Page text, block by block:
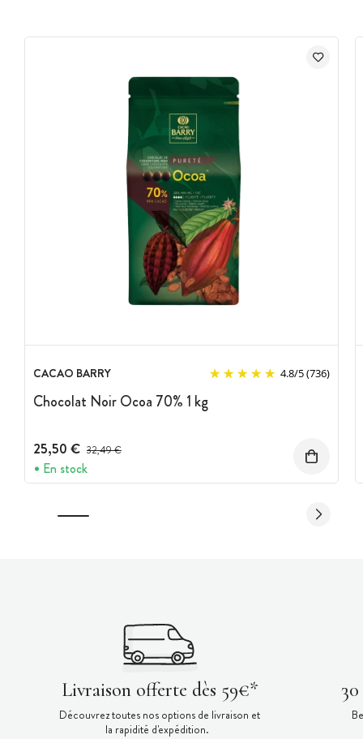
CACAO BARRY 4.8/5(736)
Chocolat Noir Ocoa 70% 1 kg
25,50 € Prix avant réduction :
32,49 €
En stock
Livraison offerte dès 59€*
Découvrez toutes nos options de livraison et
la rapidité d'expédition.